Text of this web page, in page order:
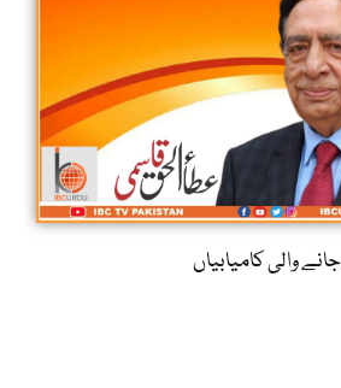
والی کامیابیاں